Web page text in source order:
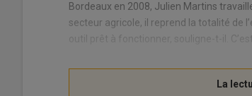
Bordeaux en 2008, Julien Martins
secteur agricole, il reprend la totalité de
outil prêt à fonctionner, souligne-t-il.